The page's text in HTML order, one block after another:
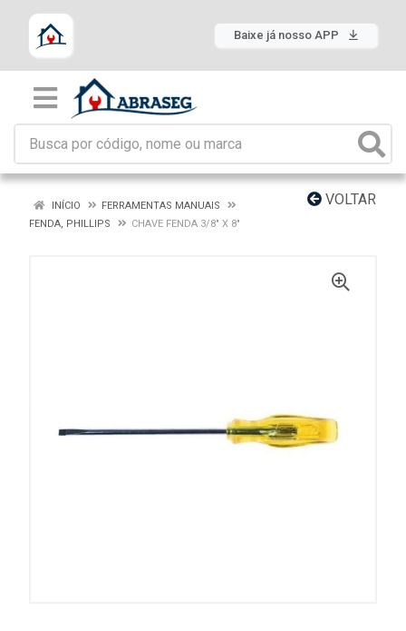
Baixe já nosso APP
VOLTAR
INÍCIO
FERRAMENTAS MANUAIS
FENDA, PHILLIPS
CHAVE FENDA 3/8" X 8"